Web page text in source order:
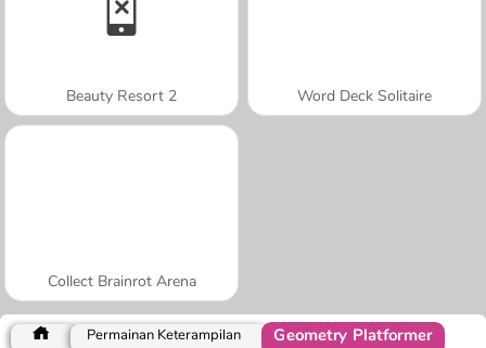
Beauty Resort 2 Word Deck Solitaire
Collect Brainrot Arena
Permainan Keterampilan Geometry Platformer